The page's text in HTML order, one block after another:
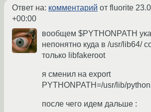
Ответ на: комментарий от fluorite
+00:00
вообщем $PYTHONPATH
непонятно куда в /usr/lib64/
только libfakeroot
я сменил на export
PYTHONPATH=/usr/lib/
после чего идем дальше :